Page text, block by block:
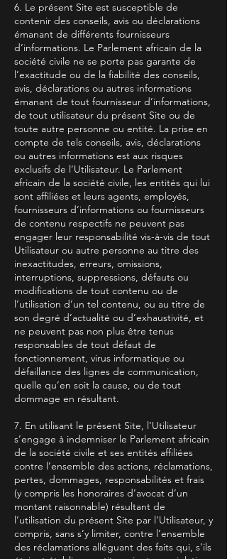
6. Le présent Site est susceptible de
contenir des conseils, avis ou déclarations
émanant de différents fournisseurs
d’informations. Le Parlement africain de la
société civile ne se porte pas garante de
l’exactitude ou de la fiabilité des conseils,
avis, déclarations ou autres informations
émanant de tout fournisseur d’informations,
de tout utilisateur du présent Site ou de
toute autre personne ou entité. La prise en
compte de tels conseils, avis, déclarations
ou autres informations est aux risques
exclusifs de l’Utilisateur. Le Parlement
africain de la société civile, les entités qui lui
sont affiliées et leurs agents, employés,
fournisseurs d’informations ou fournisseurs
de contenu respectifs ne peuvent pas
engager leur responsabilité vis-à-vis de tout
Utilisateur ou autre personne au titre des
inexactitudes, erreurs, omissions,
interruptions, suppressions, défauts ou
modifications de tout contenu ou de
l’utilisation d’un tel contenu, ou au titre de
son degré d’actualité ou d’exhaustivité, et
ne peuvent pas non plus être tenus
responsables de tout défaut de
fonctionnement, virus informatique ou
défaillance des lignes de communication,
quelle qu’en soit la cause, ou de tout
dommage en résultant.
7. En utilisant le présent Site, l’Utilisateur
s’engage à indemniser le Parlement africain
de la société civile et ses entités affiliées
contre l’ensemble des actions, réclamations,
pertes, dommages, responsabilités et frais
(y compris les honoraires d’avocat d’un
montant raisonnable) résultant de
l’utilisation du présent Site par l’Utilisateur, y
compris, sans s’y limiter, contre l’ensemble
des réclamations alléguant des faits qui, s’ils